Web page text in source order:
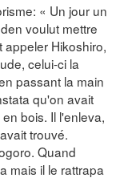
« Un jour un
voulut mettre
appeler Hikoshiro,
celui-ci la
passant la main
qu'on avait
bois. Il l'enleva,
trouvé.
Quand
mais il le rattrapa